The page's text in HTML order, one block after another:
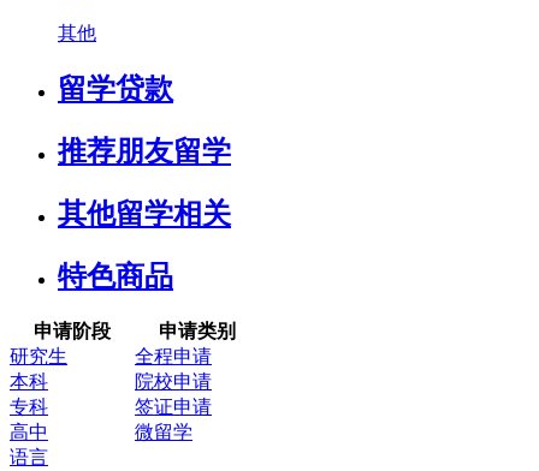
其他
留学贷款
推荐朋友留学
其他留学相关
特色商品
申请阶段
申请类别
研究生
全程申请
本科
院校申请
专科
签证申请
高中
微留学
语言